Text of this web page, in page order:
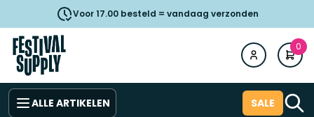
Voor 17.00 besteld = vandaag verzonden
0
ALLE ARTIKELEN SALE